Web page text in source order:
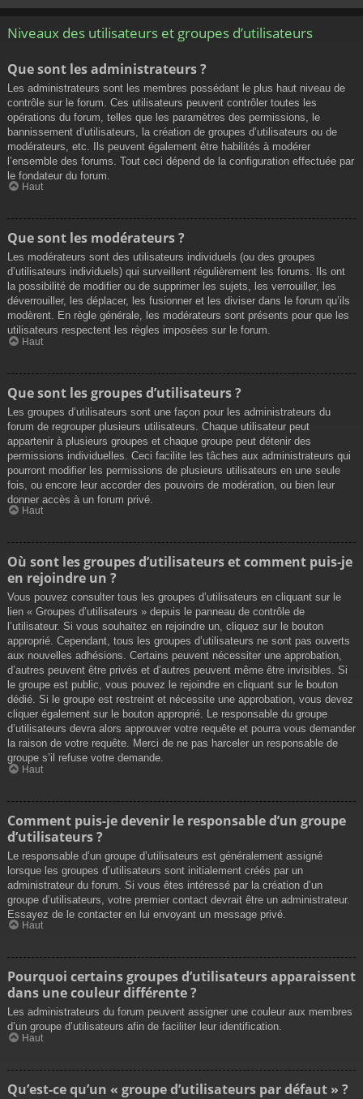
Niveaux des utilisateurs et groupes d’utilisateurs
Que sont les administrateurs ?
Les administrateurs sont les membres possédant le plus haut niveau de
contrôle sur le forum. Ces utilisateurs peuvent contrôler toutes les
opérations du forum, telles que les paramètres des permissions, le
bannissement d’utilisateurs, la création de groupes d’utilisateurs ou de
modérateurs, etc. Ils peuvent également être habilités à modérer
l’ensemble des forums. Tout ceci dépend de la configuration effectuée par
le fondateur du forum.
Haut
Que sont les modérateurs ?
Les modérateurs sont des utilisateurs individuels (ou des groupes
d’utilisateurs individuels) qui surveillent régulièrement les forums. Ils ont
la possibilité de modifier ou de supprimer les sujets, les verrouiller, les
déverrouiller, les déplacer, les fusionner et les diviser dans le forum qu’ils
modèrent. En règle générale, les modérateurs sont présents pour que les
utilisateurs respectent les règles imposées sur le forum.
Haut
Que sont les groupes d’utilisateurs ?
Les groupes d’utilisateurs sont une façon pour les administrateurs du
forum de regrouper plusieurs utilisateurs. Chaque utilisateur peut
appartenir à plusieurs groupes et chaque groupe peut détenir des
permissions individuelles. Ceci facilite les tâches aux administrateurs qui
pourront modifier les permissions de plusieurs utilisateurs en une seule
fois, ou encore leur accorder des pouvoirs de modération, ou bien leur
donner accès à un forum privé.
Haut
Où sont les groupes d’utilisateurs et comment puis-je
en rejoindre un ?
Vous pouvez consulter tous les groupes d’utilisateurs en cliquant sur le
lien « Groupes d’utilisateurs » depuis le panneau de contrôle de
l’utilisateur. Si vous souhaitez en rejoindre un, cliquez sur le bouton
approprié. Cependant, tous les groupes d’utilisateurs ne sont pas ouverts
aux nouvelles adhésions. Certains peuvent nécessiter une approbation,
d’autres peuvent être privés et d’autres peuvent même être invisibles. Si
le groupe est public, vous pouvez le rejoindre en cliquant sur le bouton
dédié. Si le groupe est restreint et nécessite une approbation, vous devez
cliquer également sur le bouton approprié. Le responsable du groupe
d’utilisateurs devra alors approuver votre requête et pourra vous demander
la raison de votre requête. Merci de ne pas harceler un responsable de
groupe s’il refuse votre demande.
Haut
Comment puis-je devenir le responsable d’un groupe
d’utilisateurs ?
Le responsable d’un groupe d’utilisateurs est généralement assigné
lorsque les groupes d’utilisateurs sont initialement créés par un
administrateur du forum. Si vous êtes intéressé par la création d’un
groupe d’utilisateurs, votre premier contact devrait être un administrateur.
Essayez de le contacter en lui envoyant un message privé.
Haut
Pourquoi certains groupes d’utilisateurs apparaissent
dans une couleur différente ?
Les administrateurs du forum peuvent assigner une couleur aux membres
d’un groupe d’utilisateurs afin de faciliter leur identification.
Haut
Qu’est-ce qu’un « groupe d’utilisateurs par défaut » ?